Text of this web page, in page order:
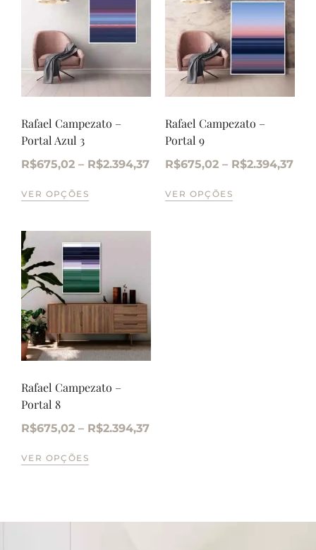
Rafael Campezato –
Portal Azul 3
R$675,02 – R$2.394,37
VER OPÇÕES
Rafael Campezato –
Portal 9
R$675,02 – R$2.394,37
VER OPÇÕES
Rafael Campezato –
Portal 8
R$675,02 – R$2.394,37
VER OPÇÕES